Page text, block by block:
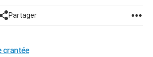
Partager
crantée